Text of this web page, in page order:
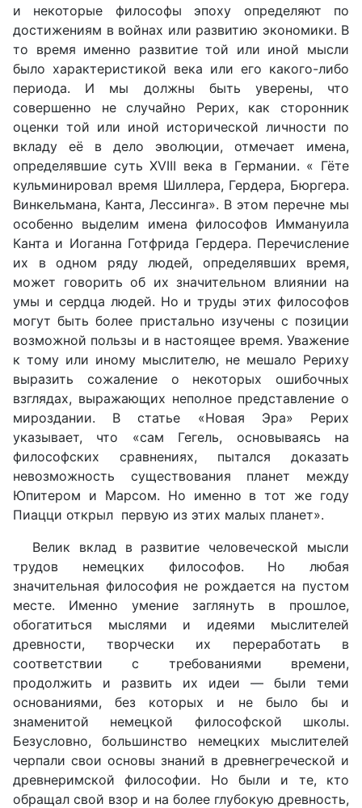
и некоторые философы эпоху определяют по
достижениям в войнах или развитию экономики. В
то время именно развитие той или иной мысли
было характеристикой века или его какого-либо
периода. И мы должны быть уверены, что
совершенно не случайно Рерих, как сторонник
оценки той или иной исторической личности по
вкладу её в дело эволюции, отмечает имена,
определявшие суть XVIII века в Германии. « Гёте
кульминировал время Шиллера, Гердера, Бюргера.
Винкельмана, Канта, Лессинга». В этом перечне мы
особенно выделим имена философов Иммануила
Канта и Иоганна Готфрида Гердера. Перечисление
их в одном ряду людей, определявших время,
может говорить об их значительном влиянии на
умы и сердца людей. Но и труды этих философов
могут быть более пристально изучены с позиции
возможной пользы и в настоящее время. Уважение
к тому или иному мыслителю, не мешало Рериху
выразить сожаление о некоторых ошибочных
взглядах, выражающих неполное представление о
мироздании. В статье «Новая Эра» Рерих
указывает, что «сам Гегель, основываясь на
философских сравнениях, пытался доказать
невозможность существования планет между
Юпитером и Марсом. Но именно в тот же году
Пиацци открыл первую из этих малых планет».
Велик вклад в развитие человеческой мысли
трудов немецких философов. Но любая
значительная философия не рождается на пустом
месте. Именно умение заглянуть в прошлое,
обогатиться мыслями и идеями мыслителей
древности, творчески их переработать в
соответствии с требованиями времени,
продолжить и развить их идеи — были теми
основаниями, без которых и не было бы и
знаменитой немецкой философской школы.
Безусловно, большинство немецких мыслителей
черпали свои основы знаний в древнегреческой и
древнеримской философии. Но были и те, кто
обращал свой взор и на более глубокую древность,